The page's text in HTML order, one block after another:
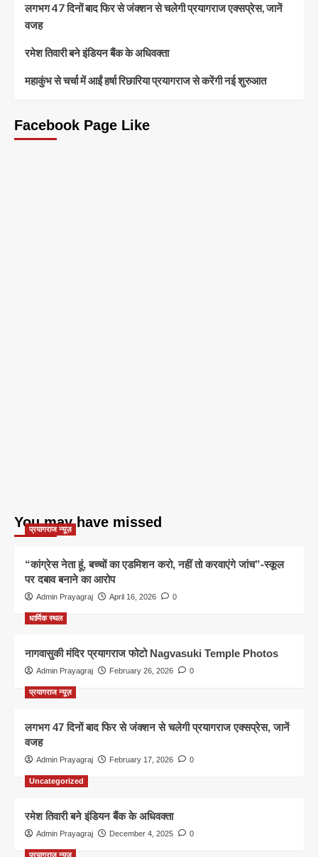
लगभग 47 दिनों बाद फिर से जंक्शन से चलेगी प्रयागराज एक्सप्रेस, जानें
वजह
रमेश तिवारी बने इंडियन बैंक के अधिवक्ता
महाकुंभ से चर्चा में आईं हर्षा रिछारिया प्रयागराज से करेंगी नई शुरुआत
Facebook Page Like
You may have missed
प्रयागराज न्यूज़
“कांग्रेस नेता हूं, बच्चों का एडमिशन करो, नहीं तो करवाएंगे जांच”-स्कूल
पर दबाव बनाने का आरोप
Admin Prayagraj April 16, 2026 0
धार्मिक स्थल
नागवासुकी मंदिर प्रयागराज फोटो Nagvasuki Temple Photos
Admin Prayagraj February 26, 2026 0
प्रयागराज न्यूज़
लगभग 47 दिनों बाद फिर से जंक्शन से चलेगी प्रयागराज एक्सप्रेस, जानें
वजह
Admin Prayagraj February 17, 2026 0
Uncategorized
रमेश तिवारी बने इंडियन बैंक के अधिवक्ता
Admin Prayagraj December 4, 2025 0
प्रयागराज न्यूज़